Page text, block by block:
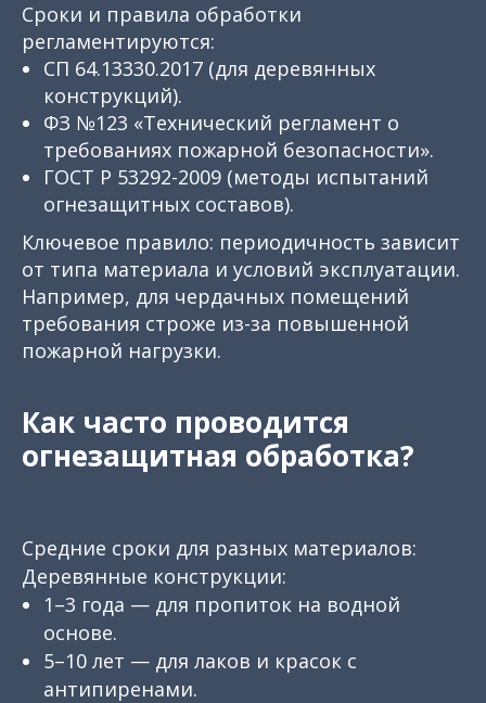
Сроки и правила обработки
регламентируются:
СП 64.13330.2017 (для деревянных
конструкций).
ФЗ №123 «Технический регламент о
требованиях пожарной безопасности».
ГОСТ Р 53292-2009 (методы испытаний
огнезащитных составов).
Ключевое правило: периодичность зависит
от типа материала и условий эксплуатации.
Например, для чердачных помещений
требования строже из-за повышенной
пожарной нагрузки.
Как часто проводится
огнезащитная обработка?
Средние сроки для разных материалов:
Деревянные конструкции:
1–3 года — для пропиток на водной
основе.
5–10 лет — для лаков и красок с
антипиренами.